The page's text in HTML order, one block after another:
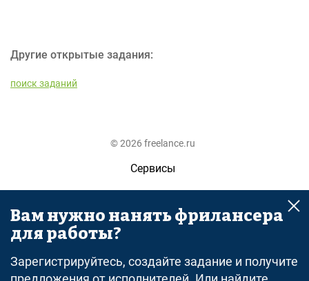
Другие открытые задания:
поиск заданий
© 2026 freelance.ru
Сервисы
Помощь
Поиск
Оферта
Вам нужно нанять фрилансера
для работы?
Зарегистрируйтесь, создайте задание и получите